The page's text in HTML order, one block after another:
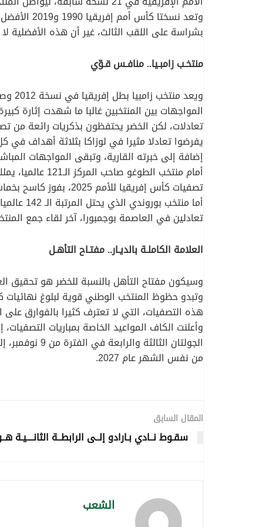
وتعد
بشراسة على اللقب الثالث، غير أن هذه الأفضلية
منتخـب زامبـيا.. منافـس قـوّي
يفرضوا تعادلا مثيرا في لوزاكا بثلاثة أهداف
إضافة إلى خبرته القارية، وتبقى المواجهات
تصفيات كأس إفريقيا للأمم 2025، بفوز كاسح بخماسية كاملة لهدف على ملعب 19 ماي 1956 بعنابة ثم انتصار بهدف دون رد في لومي.
تعادلين في العاصمة بوجمبورا، آخر لقاء جمع المنتخبين كان استعدادا لكان 2023، وانتهى بفوز عريض
العلامة الكاملـة بالديـار.. مفتـاح التأهـل
وسيكون مفتاح التأهل بالنسبة للخضر هو تحقيق
هذه التصفيات، التي لا تعترف كثيرا بالفوارق
من نفس الشهر عام 2027.
المقال السابق
سقـوط نــادي بـارادو إلــى الرابطــة الثانــــيـة
الشعب